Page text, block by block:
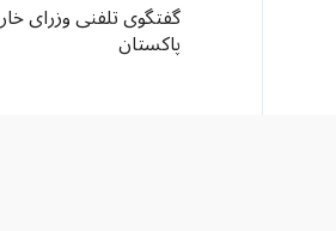
گفتگوی تلفنی وزرای
پاکستان